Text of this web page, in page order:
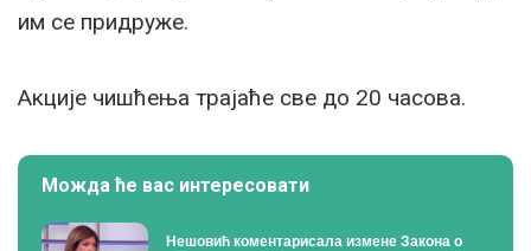
им се придруже.
Акције чишћења трајаће све до 20 часова.
Можда ће вас интересовати
Нешовић коментарисала измене Закона о